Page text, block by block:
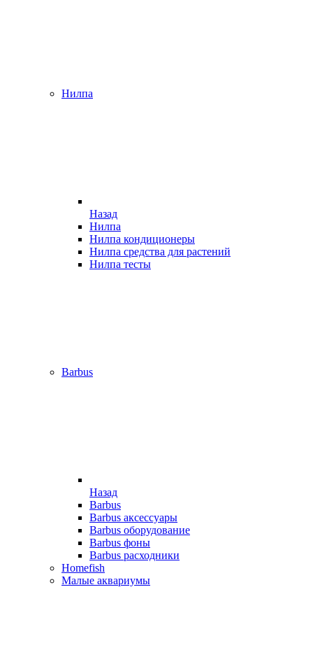
Нилпа
Назад
Нилпа
Нилпа кондиционеры
Нилпа средства для растений
Нилпа тесты
Barbus
Назад
Barbus
Barbus аксессуары
Barbus оборудование
Barbus фоны
Barbus расходники
Homefish
Малые аквариумы